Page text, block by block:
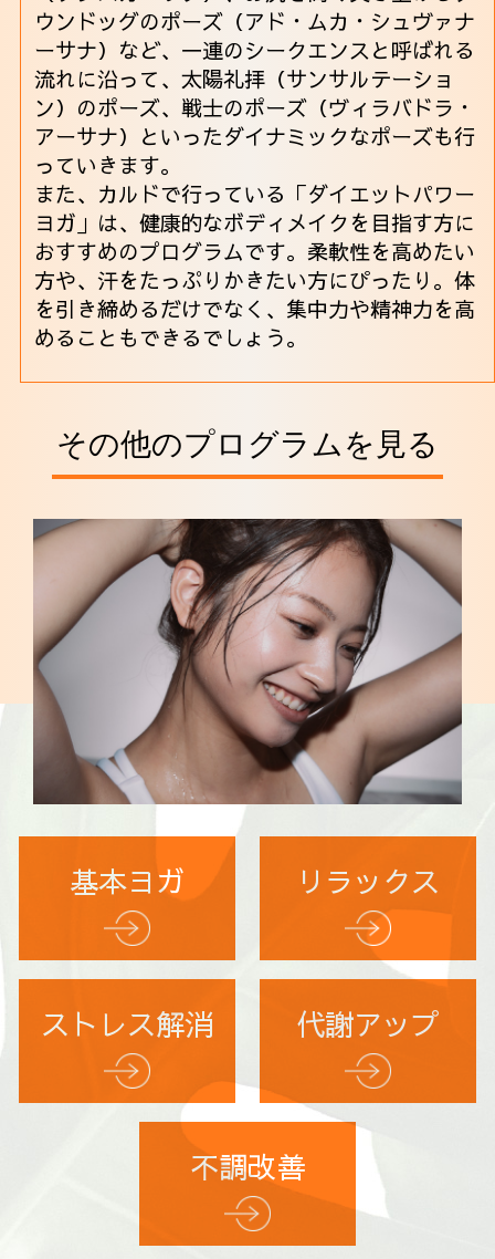
ウンドッグのポーズ（アド・ムカ・シュヴァナ
ーサナ）など、一連のシークエンスと呼ばれる
流れに沿って、太陽礼拝（サンサルテーショ
ン）のポーズ、戦士のポーズ（ヴィラバドラ・
アーサナ）といったダイナミックなポーズも行
っていきます。
また、カルドで行っている「ダイエットパワー
ヨガ」は、健康的なボディメイクを目指す方に
おすすめのプログラムです。柔軟性を高めたい
方や、汗をたっぷりかきたい方にぴったり。体
を引き締めるだけでなく、集中力や精神力を高
めることもできるでしょう。
その他のプログラムを見る
基本ヨガ リラックス
ストレス解消 代謝アップ
不調改善